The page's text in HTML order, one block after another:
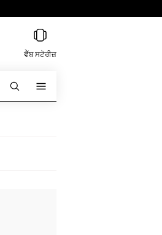
ਵੈੱਬ ਸਟੋਰੀਜ਼